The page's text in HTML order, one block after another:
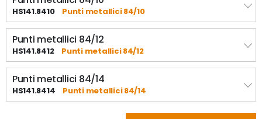
HS141.8410 Punti metallici 84/10
Punti metallici 84/12
HS141.8412 Punti metallici 84/12
Punti metallici 84/14
HS141.8414 Punti metallici 84/14